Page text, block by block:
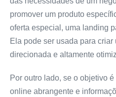
promover um produto
oferta especial, uma landing
Ela pode ser usada para criar
direcionada e altamente
Por outro lado, se o objetivo
online abrangente e